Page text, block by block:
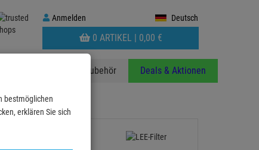
Anmelden
Anmelden Deutsch
WARENKORB
AUFKLAPPEN
0 ARTIKEL | 0,00 €
Zubehör Deals & Aktionen
Clear
bestmöglichen
erklären Sie sich